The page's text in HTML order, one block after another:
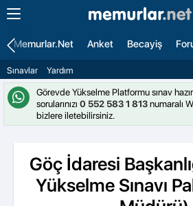
Memurlar.Net Anket Becayiş
Sınavlar Yardım
Görevde Yükselme Platformu sınav
sorularınızı0 552 583 1 813numaralı
bizlere iletebilirsiniz.
Göç İdaresi
Yükselme Sınavı